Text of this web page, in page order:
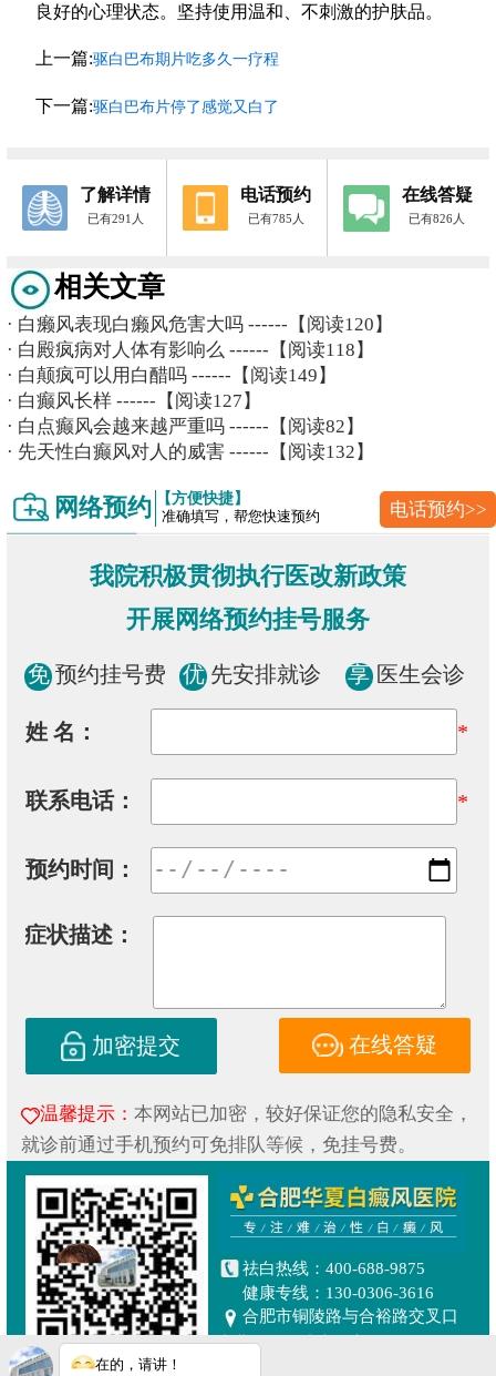
良好的心理状态。坚持使用温和、不刺激的护肤品。
上一篇:驱白巴布期片吃多久一疗程
下一篇:驱白巴布片停了感觉又白了
了解详情
已有291人
电话预约
已有785人
在线答疑
已有826人
相关文章
· 白癞风表现白癞风危害大吗 ------【阅读120】
· 白殿疯病对人体有影响么 ------【阅读118】
· 白颠疯可以用白醋吗 ------【阅读149】
· 白癫风长样 ------【阅读127】
· 白点癫风会越来越严重吗 ------【阅读82】
· 先天性白癫风对人的威害 ------【阅读132】
网络预约 【方便快捷】
准确填写，帮您快速预约 电话预约>>
我院积极贯彻执行医改新政策
开展网络预约挂号服务
免 预约挂号费 优 先安排就诊 享 医生会诊
姓 名： *
联系电话： *
预约时间：
症状描述：
加密提交 在线答疑
温馨提示： 本网站已加密，较好保证您的隐私安全，
就诊前通过手机预约可免排队等候，免挂号费。
祛白热线：400-688-9875
健康专线：130-0306-3616
合肥市铜陵路与合裕路交叉口
东北角（天成大厦旁）
在的，请讲！